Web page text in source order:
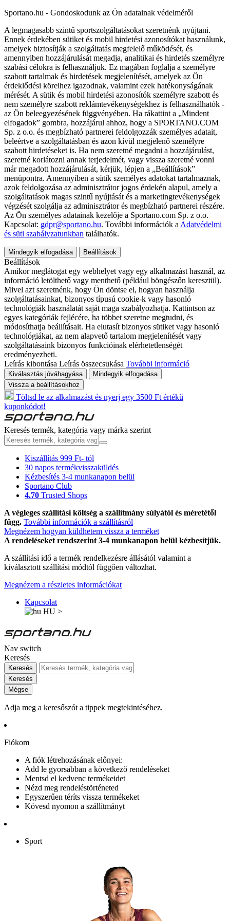
Sportano.hu - Gondoskodunk az Ön adatainak védelméről
A legmagasabb szintű sportszolgáltatásokat szeretnénk nyújtani.
Ennek érdekében sütiket és mobil hirdetési azonosítókat használunk,
amelyek biztosítják a szolgáltatás megfelelő működését, és
amennyiben hozzájárulását megadja, analitikai és hirdetés személyre
szabási célokra is felhasználjuk. Ez magában foglalja a személyre
szabott tartalmak és hirdetések megjelenítését, amelyek az Ön
érdeklődési köreihez igazodnak, valamint ezek hatékonyságának
mérését. A sütik és mobil hirdetési azonosítók személyre szabott és
nem személyre szabott reklámtevékenységekhez is felhasználhatók -
az Ön beleegyezésének függvényében. Ha rákattint a „Mindent
elfogadok” gombra, hozzájárul ahhoz, hogy a SPORTANO.COM
Sp. z o.o. és megbízható partnerei feldolgozzák személyes adatait,
beleértve a szolgáltatásban és azon kívül megjelenő személyre
szabott hirdetéseket is. Ha nem szeretné megadni a hozzájárulást,
szeretné korlátozni annak terjedelmét, vagy vissza szeretné vonni
már megadott hozzájárulását, kérjük, lépjen a „Beállítások”
menüpontra. Amennyiben a sütik személyes adatokat tartalmaznak,
azok feldolgozása az adminisztrátor jogos érdekén alapul, amely a
szolgáltatások magas szintű nyújtását és a marketingtevékenységek
végzését szolgálja az adminisztrátor és megbízható partnerei részére.
Az Ön személyes adatainak kezelője a Sportano.com Sp. z o.o.
Kapcsolat: gdpr@sportano.hu. További információk a Adatvédelmi
és süti szabályzatunkban találhatók.
Mindegyik elfogadása Beállítások
Beállítások
Amikor meglátogat egy webhelyet vagy egy alkalmazást használ, az
információ letölthető vagy menthető (például böngészőn keresztül).
Mivel azt szeretnénk, hogy Ön döntse el, hogyan használja
szolgáltatásainkat, bizonyos típusú cookie-k vagy hasonló
technológiák használatát saját maga szabályozhatja. Kattintson az
egyes kategóriák fejlécére, ha többet szeretne megtudni, és
módosíthatja beállításait. Ha elutasít bizonyos sütiket vagy hasonló
technológiákat, az nem alapvető tartalom megjelenítését vagy
szolgáltatásaink bizonyos funkcióinak elérhetetlenségét
eredményezheti.
Leírás kibontása Leírás összecsukása További információ
Kiválasztás jóváhagyása
Mindegyik elfogadása
Vissza a beállításokhoz
Töltsd le az alkalmazást és nyerj egy 3500 Ft értékű
kuponkódot!
Keresés termék, kategória vagy márka szerint
Kiszállítás 999 Ft- tól
30 napos termékvisszaküldés
Kézbesítés 3-4 munkanapon belül
Sportano Club
4.70 Trusted Shops
A végleges szállítási költség a szállítmány súlyától és méretétől
függ. További információk a szállításról
Megnézem hogyan küldhetem vissza a terméket
A rendeléseket rendszerint 3-4 munkanapon belül kézbesítjük.
A szállítási idő a termék rendelkezésre állásától valamint a
kiválasztott szállítási módtól függően változhat.
Megnézem a részletes információkat
Kapcsolat
HU >
Nav switch
Keresés
Keresés
Keresés
Mégse
Adja meg a keresőszót a tippek megtekintéséhez.
Fiókom
A fiók létrehozásának előnyei:
Add le gyorsabban a következő rendeléseket
Mentsd el kedvenc termékeidet
Nézd meg rendeléstörténeted
Egyszerűen téríts vissza termékeket
Kövesd nyomon a szállítmányt
Sport